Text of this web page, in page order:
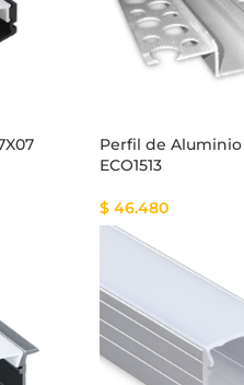
Perfil de Aluminio
ECO1513
$46.480